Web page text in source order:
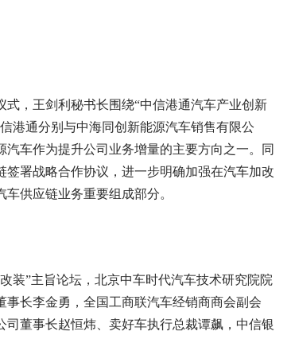
，王剑利秘书长围绕“中信港通汽车产业创新
港通分别与中海同创新能源汽车销售有限公
车作为提升公司业务增量的主要方向之一。同
署战略合作协议，进一步明确加强在汽车加改
供应链业务重要组成部分。
”主旨论坛，北京中车时代汽车技术研究院院
长李金勇，全国工商联汽车经销商商会副会
董事长赵恒炜、卖好车执行总裁谭飙，中信银